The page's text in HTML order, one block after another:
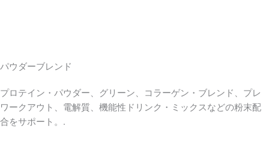
パウダーブレンド
プロテイン・パウダー、グリーン、コラーゲン・ブレンド、プレ
ワークアウト、電解質、機能性ドリンク・ミックスなどの粉末配
合をサポート。.